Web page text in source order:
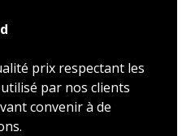
prix respectant les
par nos clients
convenir à de